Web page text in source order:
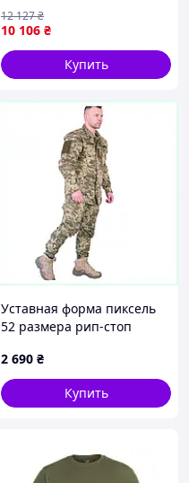
10 106 ₴
12 127₴
Купить
Уставная форма пиксель
52 размера рип-стоп
2 690 ₴
Купить